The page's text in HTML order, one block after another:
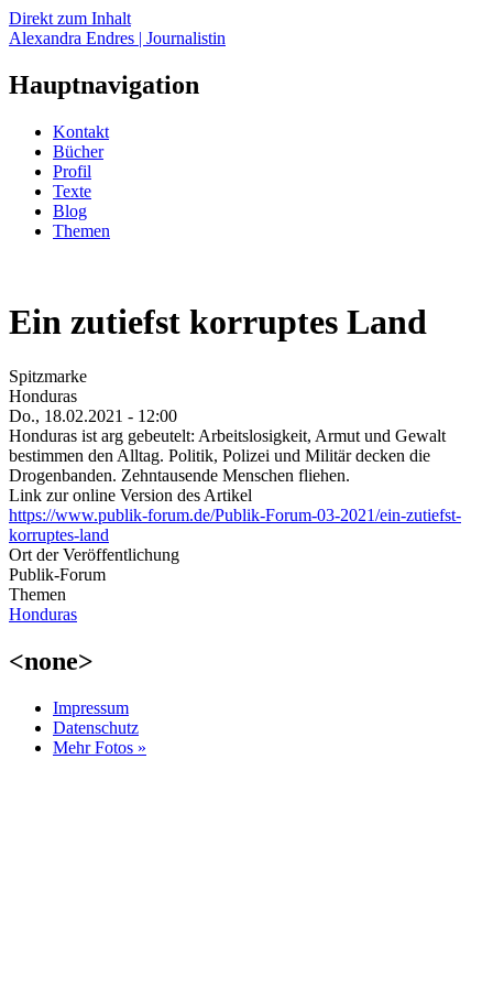
Direkt zum Inhalt
Alexandra Endres | Journalistin
Hauptnavigation
Kontakt
Bücher
Profil
Texte
Blog
Themen
Ein zutiefst korruptes Land
Spitzmarke
Honduras
Do., 18.02.2021 - 12:00
Honduras ist arg gebeutelt: Arbeitslosigkeit, Armut und Gewalt
bestimmen den Alltag. Politik, Polizei und Militär decken die
Drogenbanden. Zehntausende Menschen fliehen.
Link zur online Version des Artikel
https://www.publik-forum.de/Publik-Forum-03-2021/ein-zutiefst-
korruptes-land
Ort der Veröffentlichung
Publik-Forum
Themen
Honduras
<none>
Impressum
Datenschutz
Mehr Fotos »